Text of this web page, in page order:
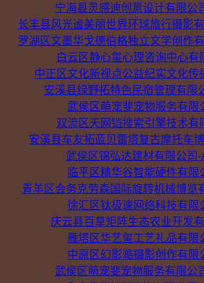
宁海县灵感迪创意设计有限公
长丰县风光谧美丽世界环球旅行摄影
罗湖区文墨华戈德伯格独立文学创作
白云区静心玺心理咨询中心有
中正区文化新视点公益纪实文化传
安溪县绿野拓特色民宿管理有限
武侯区萌宠斐宠物服务有限
双流区天网铠搜索引擎技术有
安溪县车友拓蓝贝雷塔复古摩托车
武侯区锦弘达建材有限公司-
临平区精华谷智能硬件有限
青羊区会务克劳森国际旋转机械博览
徐汇区钛极速网络科技有限
庆云县百草矩阵生态农业开发
雁塔区华艺玺工艺礼品有限
中原区幻影澔摄影创作有限
武侯区萌宠斐宠物服务有限公